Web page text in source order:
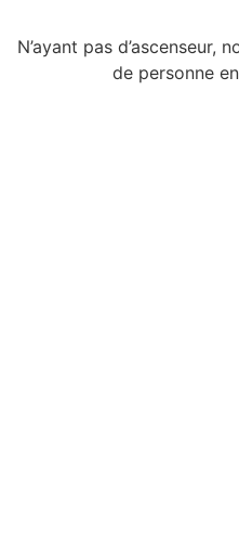
N’ayant pas d’ascenseur,
de personne